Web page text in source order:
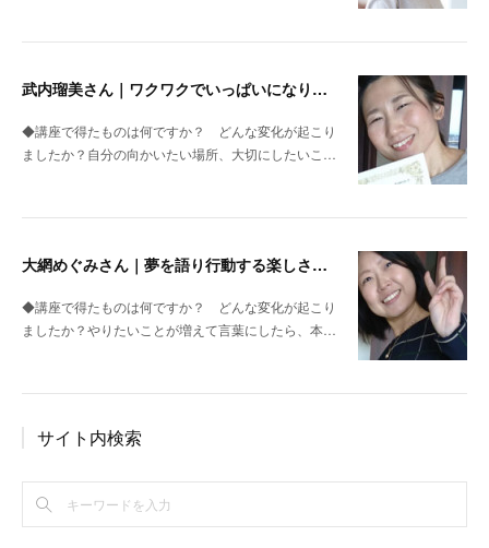
武内瑠美さん｜ワクワクでいっぱいになりました
◆講座で得たものは何ですか？ どんな変化が起こり
ましたか？自分の向かいたい場所、大切にしたいこ…
大網めぐみさん｜夢を語り行動する楽しさを実感
◆講座で得たものは何ですか？ どんな変化が起こり
ましたか？やりたいことが増えて言葉にしたら、本…
サイト内検索